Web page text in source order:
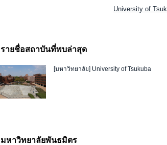
University of
รายชื่อสถาบันที่พบล่าสุด
[มหาวิทยาลัย] University of Tsukuba
มหาวิทยาลัยพันธมิตร